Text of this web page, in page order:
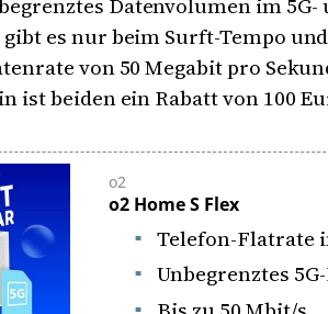
es nur beim Surft-Tempo
von 50 Megabit pro
ist beiden ein Rabatt von 100
o2
o2 Home S Flex
Telefon-Flatrate
Unbegrenztes